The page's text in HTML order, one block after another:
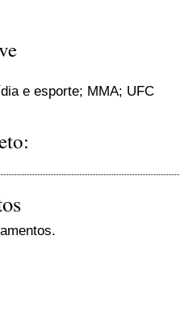
e esporte; MMA; UFC